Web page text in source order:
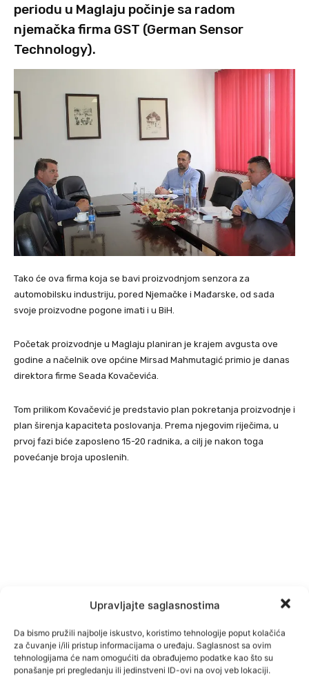
Upravljajte saglasnostima
Da bismo pružili najbolje iskustvo, koristimo tehnologije poput kolačića
za čuvanje i/ili pristup informacijama o uređaju. Saglasnost sa ovim
tehnologijama će nam omogućiti da obrađujemo podatke kao što su
ponašanje pri pregledanju ili jedinstveni ID-ovi na ovoj veb lokaciji.
periodu u Maglaju počinje sa radom
njemačka firma GST (German Sensor
Technology).
Tako će ova firma koja se bavi proizvodnjom senzora za
automobilsku industriju, pored Njemačke i Mađarske, od sada
svoje proizvodne pogone imati i u BiH.
Početak proizvodnje u Maglaju planiran je krajem avgusta ove
godine a načelnik ove općine Mirsad Mahmutagić primio je danas
direktora firme Seada Kovačevića.
Tom prilikom Kovačević je predstavio plan pokretanja proizvodnje i
plan širenja kapaciteta poslovanja. Prema njegovim riječima, u
prvoj fazi biće zaposleno 15-20 radnika, a cilj je nakon toga
povećanje broja uposlenih.